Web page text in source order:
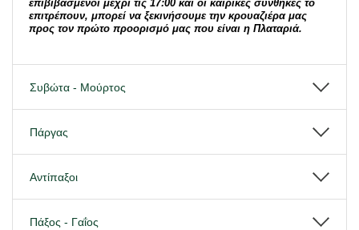
επιβιβασμένοι μέχρι τις 17:00 και οι καιρικές συνθήκες το
επιτρέπουν, μπορεί να ξεκινήσουμε την κρουαζιέρα μας
προς τον πρώτο προορισμό μας που είναι η Πλαταριά.
Συβώτα - Μούρτος
Πάργας
Αντίπαξοι
Πάξος - Γαΐος